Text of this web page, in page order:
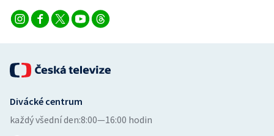
Vodní slalom
Volejbal
Ostatní
Divácké centrum
každý všední den:8:00—16:00 hodin